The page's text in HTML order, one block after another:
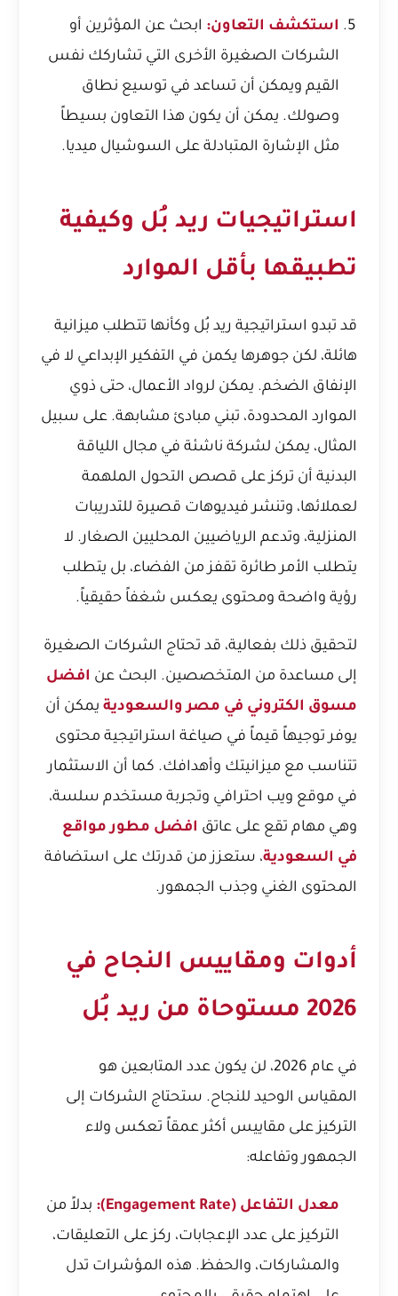
استكشف التعاون: ابحث عن المؤثرين أو
الشركات الصغيرة الأخرى التي تشاركك نفس
القيم ويمكن أن تساعد في توسيع نطاق
وصولك. يمكن أن يكون هذا التعاون بسيطاً
مثل الإشارة المتبادلة على السوشيال ميديا.
استراتيجيات ريد بُل وكيفية
تطبيقها بأقل الموارد
قد تبدو استراتيجية ريد بُل وكأنها تتطلب ميزانية
هائلة، لكن جوهرها يكمن في التفكير الإبداعي لا في
الإنفاق الضخم. يمكن لرواد الأعمال، حتى ذوي
الموارد المحدودة، تبني مبادئ مشابهة. على سبيل
المثال، يمكن لشركة ناشئة في مجال اللياقة
البدنية أن تركز على قصص التحول الملهمة
لعملائها، وتنشر فيديوهات قصيرة للتدريبات
المنزلية، وتدعم الرياضيين المحليين الصغار. لا
يتطلب الأمر طائرة تقفز من الفضاء، بل يتطلب
رؤية واضحة ومحتوى يعكس شغفاً حقيقياً.
لتحقيق ذلك بفعالية، قد تحتاج الشركات الصغيرة
إلى مساعدة من المتخصصين. البحث عن افضل
مسوق الكتروني في مصر والسعودية يمكن أن
يوفر توجيهاً قيماً في صياغة استراتيجية محتوى
تتناسب مع ميزانيتك وأهدافك. كما أن الاستثمار
في موقع ويب احترافي وتجربة مستخدم سلسة،
وهي مهام تقع على عاتق افضل مطور مواقع
في السعودية، ستعزز من قدرتك على استضافة
المحتوى الغني وجذب الجمهور.
أدوات ومقاييس النجاح في
2026 مستوحاة من ريد بُل
في عام 2026، لن يكون عدد المتابعين هو
المقياس الوحيد للنجاح. ستحتاج الشركات إلى
التركيز على مقاييس أكثر عمقاً تعكس ولاء
الجمهور وتفاعله:
معدل التفاعل (Engagement Rate):
بدلاً من
التركيز على عدد الإعجابات، ركز على التعليقات،
والمشاركات، والحفظ. هذه المؤشرات تدل